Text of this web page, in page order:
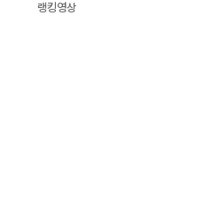
랭킹영상